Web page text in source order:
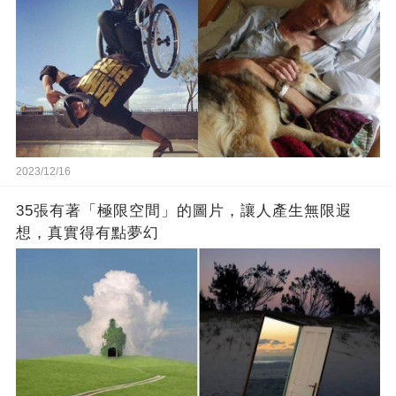
2023/12/16
35張有著「極限空間」的圖片，讓人產生無限遐
想，真實得有點夢幻